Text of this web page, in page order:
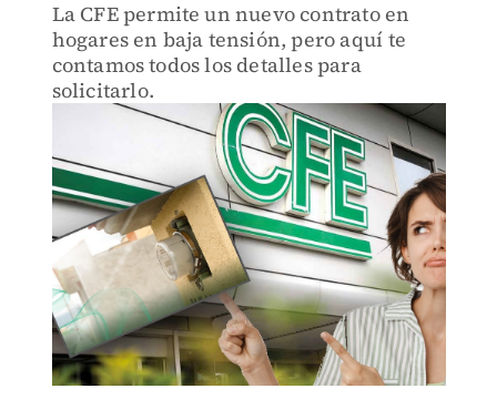
La CFE permite un nuevo contrato en
hogares en baja tensión, pero aquí te
contamos todos los detalles para
solicitarlo.